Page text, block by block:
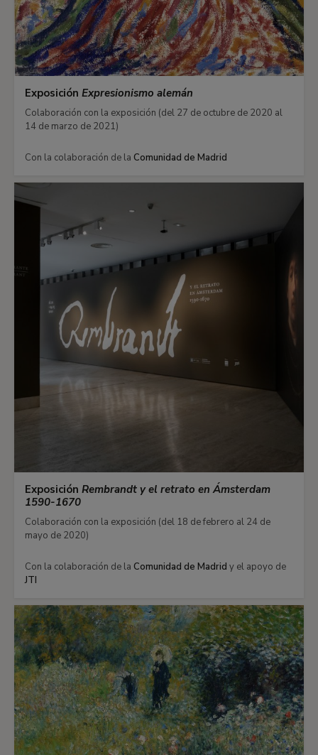
Exposición Expresionismo alemán
Colaboración con la exposición (del 27 de octubre de 2020 al
14 de marzo de 2021)
Con la colaboración de la Comunidad de Madrid
Exposición Rembrandt y el retrato en Ámsterdam
1590-1670
Colaboración con la exposición (del 18 de febrero al 24 de
mayo de 2020)
Con la colaboración de la Comunidad de Madrid y el apoyo de
JTI